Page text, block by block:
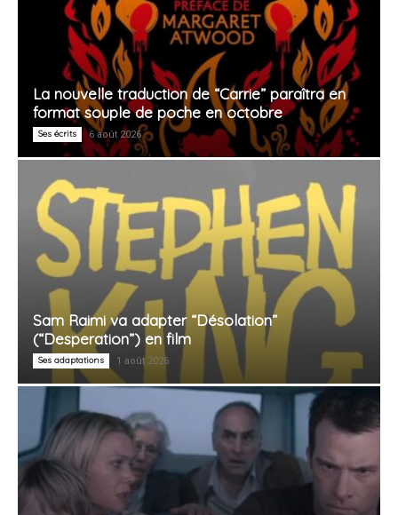
La nouvelle traduction de “Carrie” paraîtra en
format souple de poche en octobre
Ses écrits 6 août 2026
Sam Raimi va adapter “Désolation”
(“Desperation”) en film
Ses adaptations 1 août 2026